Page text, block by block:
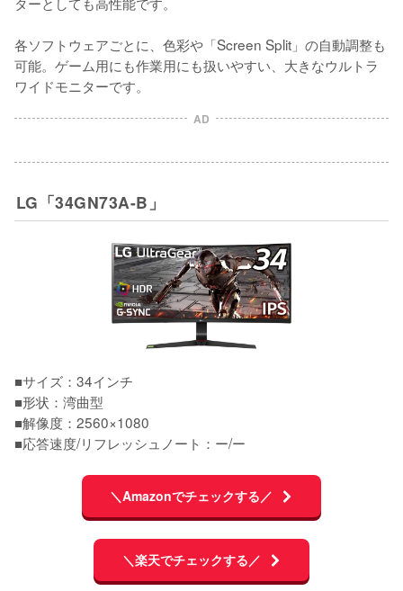
各ソフトウェアごとに、色彩や「Screen Split」の自動調整も
可能。ゲーム用にも作業用にも扱いやすい、大きなウルトラ
ワイドモニターです。
AD
LG「34GN73A-B」
■サイズ：34インチ
■形状：湾曲型
■解像度：2560×1080
■応答速度/リフレッシュノート：ー/ー
＼Amazonでチェックする／
＼楽天でチェックする／